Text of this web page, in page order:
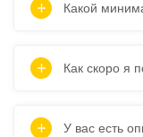
Какой
Как скоро я
У вас есть